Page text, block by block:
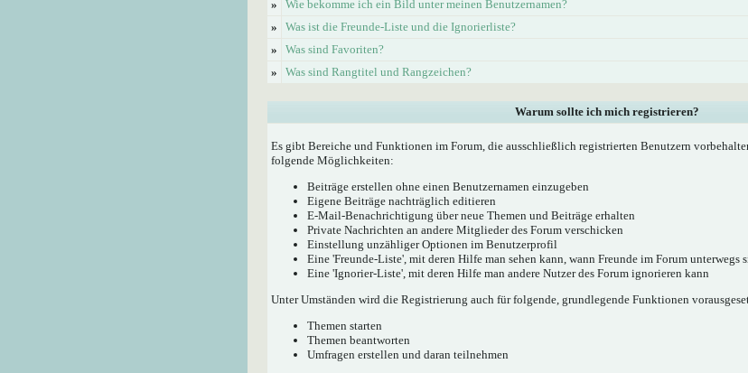
»
Wie bekomme ich ein Bild unter meinen Benutzernamen?
»
Was ist die Freunde-Liste und die Ignorierliste?
»
Was sind Favoriten?
»
Was sind Rangtitel und Rangzeichen?
Warum sollte ich mich registrieren?
Es gibt Bereiche und Funktionen im Forum, die ausschließlich registrierten Benutzern
folgende Möglichkeiten:
Beiträge erstellen ohne einen Benutzernamen einzugeben
Eigene Beiträge nachträglich editieren
E-Mail-Benachrichtigung über neue Themen und Beiträge erhalten
Private Nachrichten an andere Mitglieder des Forum verschicken
Einstellung unzähliger Optionen im Benutzerprofil
Eine 'Freunde-Liste', mit deren Hilfe man sehen kann, wann Freunde im Forum unterwegs
Eine 'Ignorier-Liste', mit deren Hilfe man andere Nutzer des Forum ignorieren kann
Unter Umständen wird die Registrierung auch für folgende, grundlegende Funktionen
Themen starten
Themen beantworten
Umfragen erstellen und daran teilnehmen